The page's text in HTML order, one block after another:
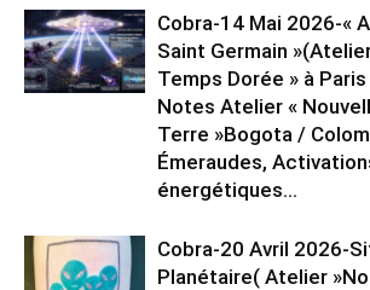
Cobra-14 Mai 2026-«
Saint Germain
Temps Dorée » à
Notes Atelier «
Terre »Bogota /
Émeraudes,
énergétiques...
Cobra-20 Avril 2026-
Planétaire( Atelier